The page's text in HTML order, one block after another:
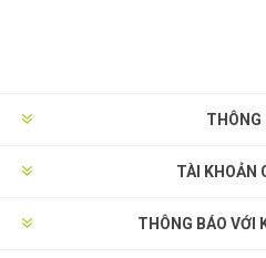
THÔNG
TÀI KHOẢN
THÔNG BÁO VỚI